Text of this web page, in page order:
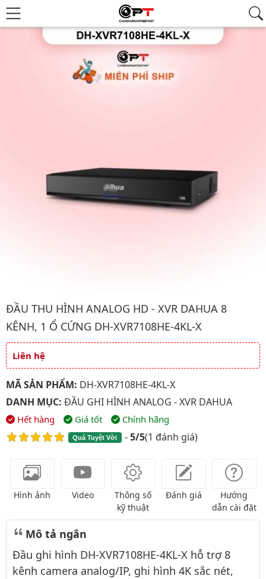
Hình ảnh đại diện của sản phẩm Đầu thu hình analog HD - XVR
ĐẦU THU HÌNH ANALOG HD - XVR DAHUA 8
KÊNH, 1 Ổ CỨNG DH-XVR7108HE-4KL-X
Giá và khuyến mãi
Liên hệ
MÃ SẢN PHẨM: DH-XVR7108HE-4KL-X
DANH MỤC: ĐẦU GHI HÌNH ANALOG - XVR DAHUA
Hết hàng Giá tốt Chính hãng
Quá Tuyệt Vời -5/5(1 đánh giá)
Hình ảnh Video
Thông số
kỹ thuật
Đánh giá
Hướng
dẫn cài đặt
Mô tả ngắn
Đầu ghi hình DH-XVR7108HE-4KL-X hỗ trợ 8
kênh camera analog/IP, ghi hình 4K sắc nét,